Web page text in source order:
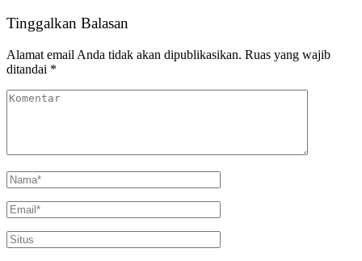
Tinggalkan Balasan
Alamat email Anda tidak akan dipublikasikan. Ruas yang wajib
ditandai *